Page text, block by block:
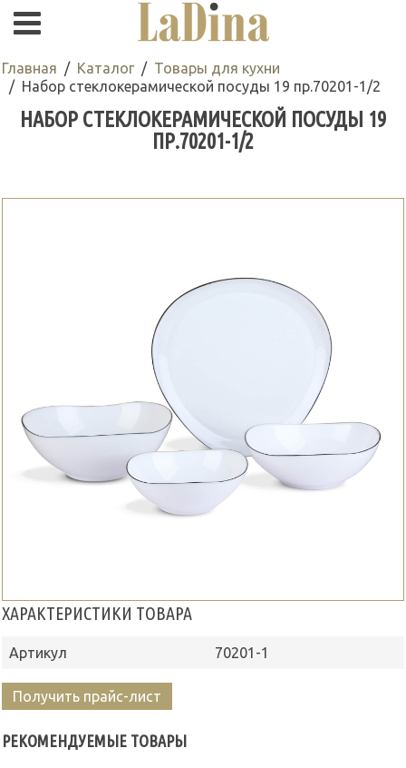
Главная Каталог
Товары для кухни
Набор стеклокерамической посуды 19 пр.70201-1/2
НАБОР СТЕКЛОКЕРАМИЧЕСКОЙ ПОСУДЫ 19
ПР.70201-1/2
ХАРАКТЕРИСТИКИ ТОВАРА
Артикул 70201-1
Получить прайс-лист
РЕКОМЕНДУЕМЫЕ ТОВАРЫ